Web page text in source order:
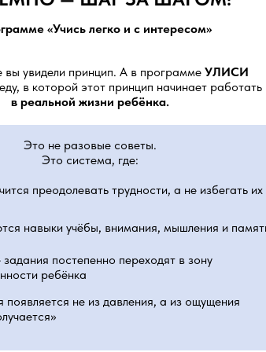
Это не разовые советы.
Это система, где:
вы увидели принцип. А в программе УЛИСИ
в которой этот принцип начинает работать
в реальной жизни ребёнка.
«Учись легко и с интересом»
появляется не из давления, а из ощущения
постепенно переходят в зону
ребёнка
навыки учёбы, внимания, мышления и
преодолевать трудности, а не избегать их